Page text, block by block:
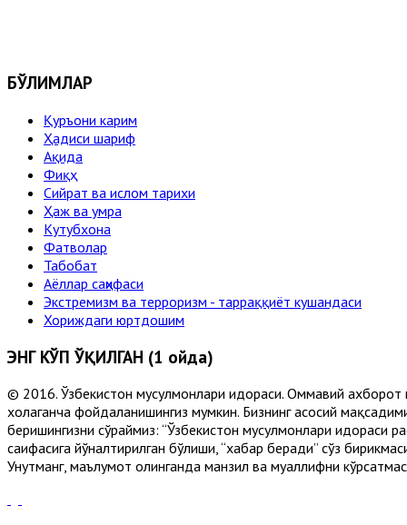
БЎЛИМЛАР
Қуръони карим
Ҳадиси шариф
Ақида
Фиқҳ
Сийрат ва ислом тарихи
Ҳаж ва умра
Кутубхона
Фатволар
Табобат
Аёллар саҳифаси
Экстремизм ва терроризм - тарраққиёт кушандаси
Хориждаги юртдошим
ЭНГ КЎП ЎҚИЛГАН (1 ойда)
© 2016. Ўзбекистон мусулмонлари идораси. Оммавий ахборот
хоҳлаганча фойдаланишингиз мумкин. Бизнинг асосий
беришингизни сўраймиз: “Ўзбекистон мусулмонлари идораси
саҳифасига йўналтирилган бўлиши, “хабар беради” сўз
Унутманг, маълумот олинганда манзил ва муаллифни